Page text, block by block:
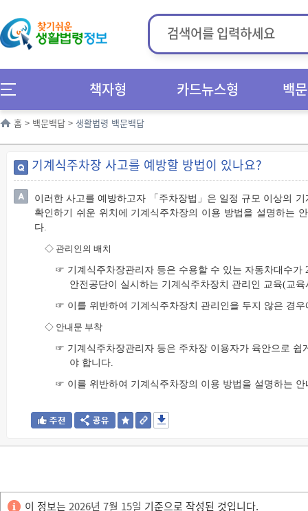
책자형 카드뉴스형 백
홈 > 백문백답 > 생활법령 백문백답
기계식주차장 사고를 예방할 방법이 있나요?
이러한 사고를 예방하고자 「주차장법」은 일정 규모 이상의
확인하기 쉬운 위치에 기계식주차장의 이용 방법을 설명하는
다.
◇ 관리인의 배치
☞ 기계식주차장관리자 등은 수용할 수 있는 자동차대수가
안전공단이 실시하는 기계식주차장치 관리인 교육(교
☞ 이를 위반하여 기계식주차장치 관리인을 두지 않은 경
◇ 안내문 부착
☞ 기계식주차장관리자 등은 주차장 이용자가 육안으로
야 합니다.
☞ 이를 위반하여 기계식주차장의 이용 방법을 설명하는
이 정보는 2026년 7월 15일 기준으로 작성된 것입니다.